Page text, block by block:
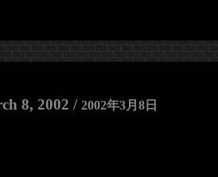
8, 2002 /2002年3月8日